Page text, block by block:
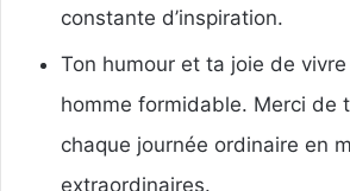
constante d’inspiration.
Ton humour et ta joie de
homme formidable. Merci de
chaque journée ordinaire en
extraordinaires.